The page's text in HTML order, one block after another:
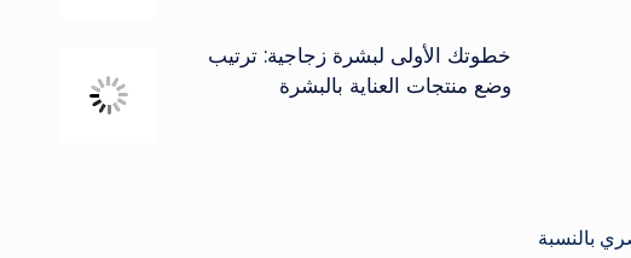
في الفئة المتوسطة حيث يعتبر ثمنه من 2100 جنية مصري بالنسبة
خطوتك الأولى لبشرة زجاجية: ترتيب
وضع منتجات العناية بالبشرة